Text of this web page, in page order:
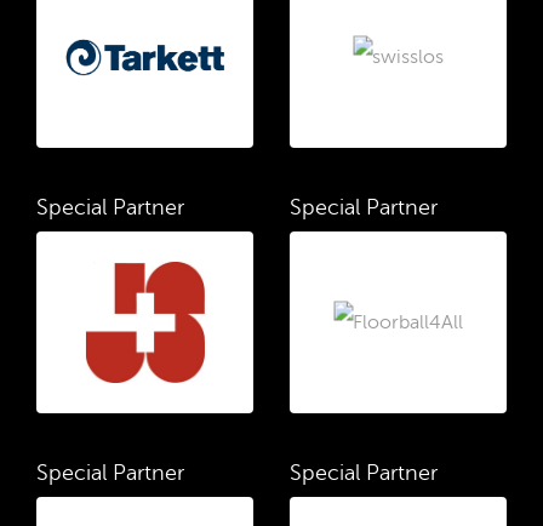
Special Partner Special Partner
Special Partner Special Partner